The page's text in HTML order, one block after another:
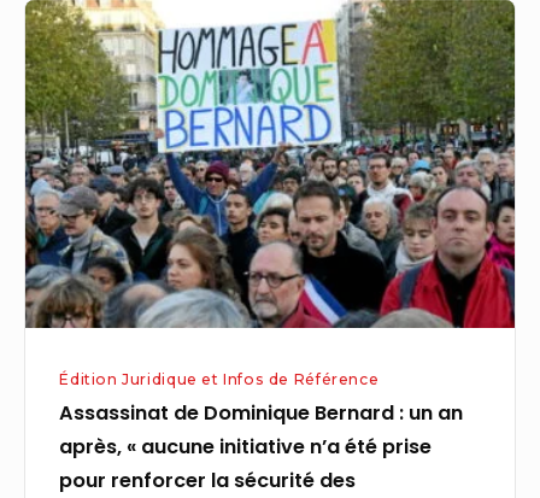
Assassinat
de
Dominique
Bernard
:
un
an
après,
«
aucune
prise
pour
Édition Juridique et Infos de Référence
Assassinat de Dominique Bernard : un an
après, « aucune initiative n’a été prise
pour renforcer la sécurité des